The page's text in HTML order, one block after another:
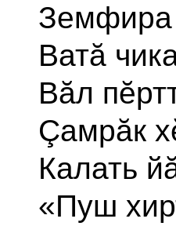
Земфира
Ватă
Вăл
Çамрăк
Калать
«Пуш